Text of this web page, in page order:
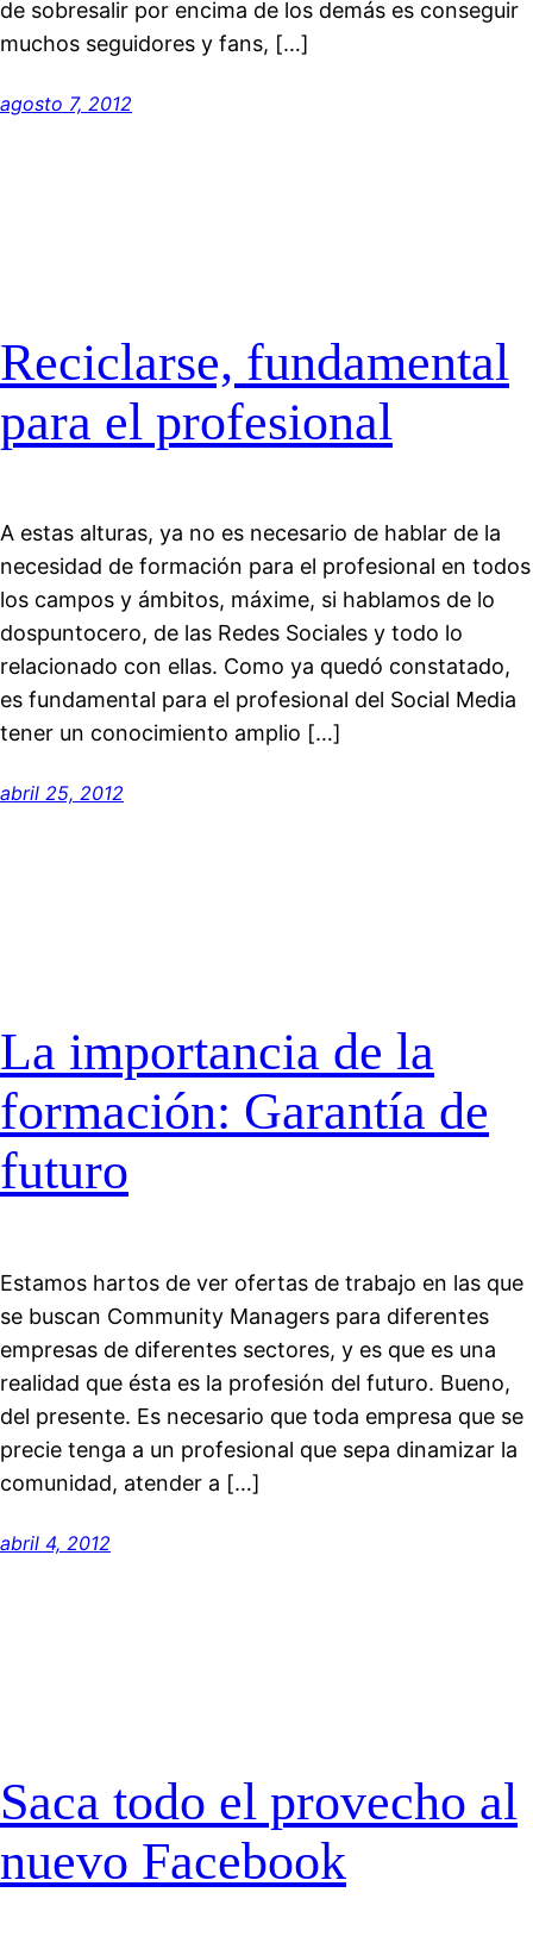
de sobresalir por encima de los demás es conseguir
muchos seguidores y fans, […]
agosto 7, 2012
Reciclarse, fundamental
para el profesional
A estas alturas, ya no es necesario de hablar de la
necesidad de formación para el profesional en todos
los campos y ámbitos, máxime, si hablamos de lo
dospuntocero, de las Redes Sociales y todo lo
relacionado con ellas. Como ya quedó constatado,
es fundamental para el profesional del Social Media
tener un conocimiento amplio […]
abril 25, 2012
La importancia de la
formación: Garantía de
futuro
Estamos hartos de ver ofertas de trabajo en las que
se buscan Community Managers para diferentes
empresas de diferentes sectores, y es que es una
realidad que ésta es la profesión del futuro. Bueno,
del presente. Es necesario que toda empresa que se
precie tenga a un profesional que sepa dinamizar la
comunidad, atender a […]
abril 4, 2012
Saca todo el provecho al
nuevo Facebook